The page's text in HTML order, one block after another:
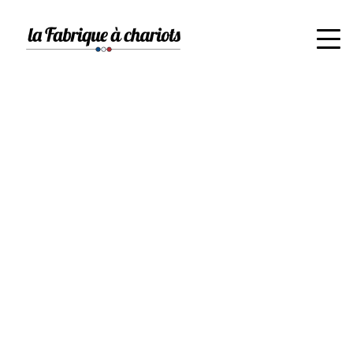
ACCUEIL>CHARRETTES DE MARCHÉ À
MARSEILLE